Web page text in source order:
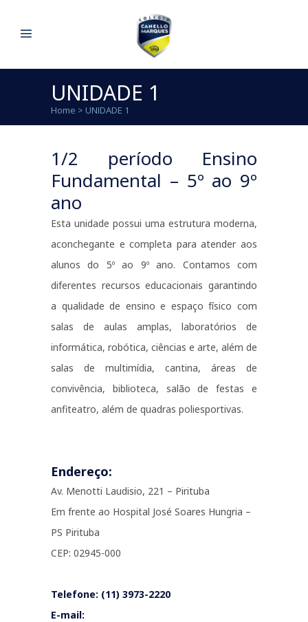
UNIDADE 1
Home > UNIDADE 1
1/2 período Ensino
Fundamental – 5º ao 9º
ano
Esta unidade possui uma estrutura moderna,
aconchegante e completa para atender aos
alunos do 5º ao 9º ano. Contamos com
diferentes recursos educacionais garantindo
a qualidade de ensino e espaço físico com
salas de aulas amplas, laboratórios de
informática, robótica, ciências e arte, além de
salas de multimídia, cantina, áreas de
convivência, biblioteca, salão de festas e
anfiteatro, além de quadras poliesportivas.
Endereço:
Av. Menotti Laudisio, 221 – Pirituba
Em frente ao Hospital José Soares Hungria –
PS Pirituba
CEP: 02945-000
Telefone: (11) 3973-2220
E-mail: